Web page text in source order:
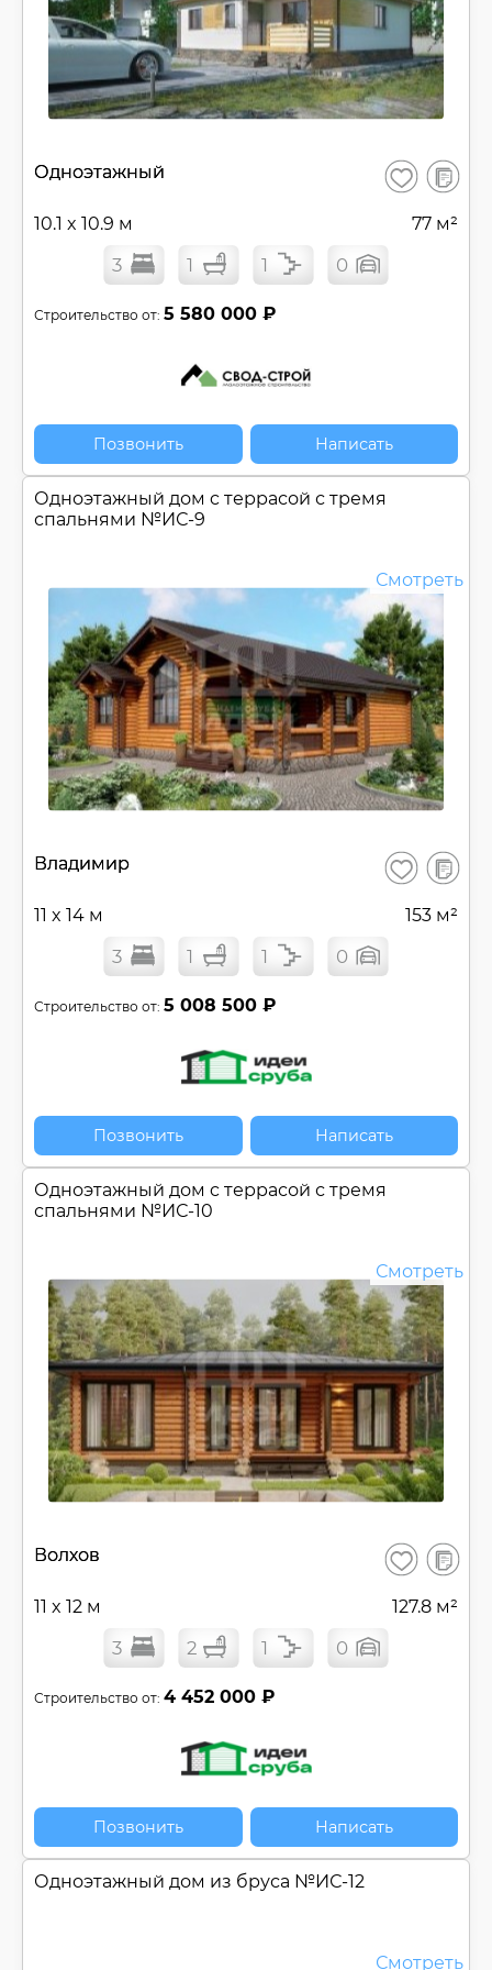
Одноэтажный Сохранить
В
10.1 x 10.9 м 77 м²
3 1 1 0
Строительство от: 5 580 000 ₽
Позвонить Написать
Одноэтажный дом c террасой с тремя
спальнями №ИС-9
Смотреть
Владимир Сохранить
В
11 x 14 м 153 м²
3 1 1 0
Строительство от: 5 008 500 ₽
Позвонить Написать
Одноэтажный дом c террасой с тремя
спальнями №ИС-10
Смотреть
Волхов Сохранить
В
11 x 12 м 127.8 м²
3 2 1 0
Строительство от: 4 452 000 ₽
Позвонить Написать
Одноэтажный дом из бруса №ИС-12
Смотреть